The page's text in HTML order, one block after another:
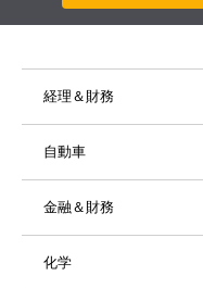
経理＆財務
自動車
金融＆財務
化学